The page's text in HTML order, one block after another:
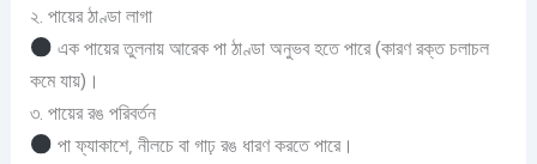
২. পায়ের ঠাণ্ডা লাগা
এক পায়ের তুলনায় আরেক পা ঠাণ্ডা অনুভব হতে পারে (কারণ রক্ত চলাচল
কমে যায়)।
৩. পায়ের রঙ পরিবর্তন
পা ফ্যাকাশে, নীলচে বা গাঢ় রঙ ধারণ করতে পারে।